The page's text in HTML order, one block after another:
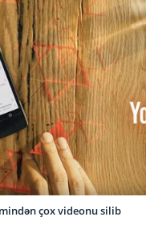
çox videonu silib